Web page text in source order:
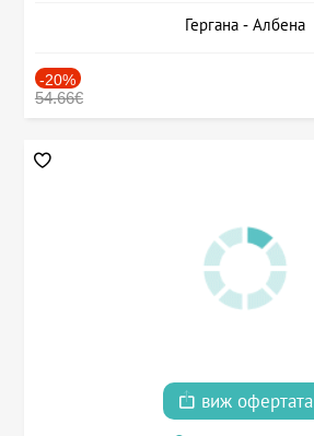
Гергана - Албена
-20%
54.66€
виж офертата